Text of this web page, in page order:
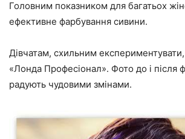
Головним показником для багатьох
ефективне фарбування сивини.
Дівчатам, схильним експериментувати,
«Лонда Професіонал». Фото до і після
радують чудовими змінами.